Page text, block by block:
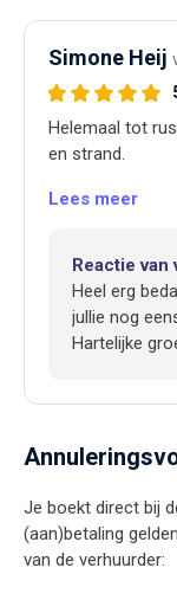
Simone Heij
Helemaal tot
en strand.
Lees meer
Reactie van
Heel erg
jullie nog
Hartelijke
Je boekt direct bij
(aan)betaling
van de verhuurder: